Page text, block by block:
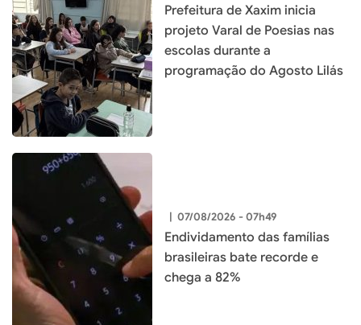
Prefeitura de Xaxim inicia
projeto Varal de Poesias nas
escolas durante a
programação do Agosto Lilás
| 07/08/2026 - 07h49
Endividamento das famílias
brasileiras bate recorde e
chega a 82%